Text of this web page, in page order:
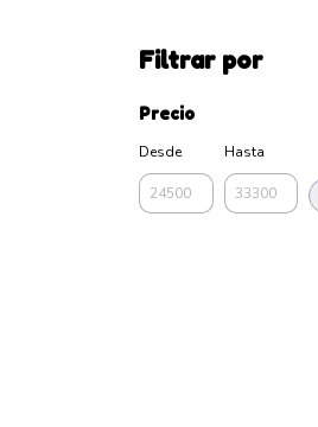
Filtrar por
Precio
Desde Hasta